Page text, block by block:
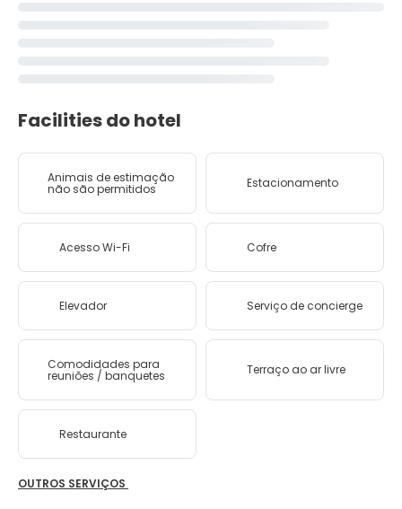
Facilities do hotel
Animais de estimação
não são permitidos Estacionamento
Acesso Wi-Fi Cofre
Elevador Serviço de concierge
Comodidades para
reuniões / banquetes Terraço ao ar livre
Restaurante
OUTROS SERVIÇOS